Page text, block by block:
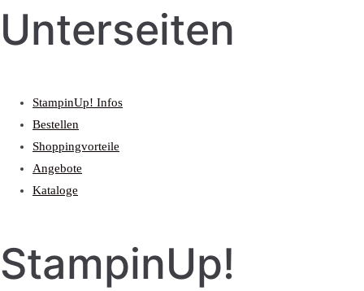
Unterseiten
StampinUp! Infos
Bestellen
Shoppingvorteile
Angebote
Kataloge
StampinUp!